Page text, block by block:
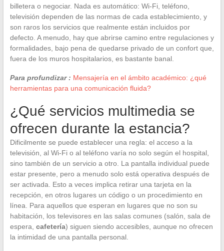
billetera o negociar. Nada es automático: Wi-Fi, teléfono,
televisión dependen de las normas de cada establecimiento, y
son raros los servicios que realmente están incluidos por
defecto. A menudo, hay que abrirse camino entre regulaciones y
formalidades, bajo pena de quedarse privado de un confort que,
fuera de los muros hospitalarios, es bastante banal.
Para profundizar : Mensajería en el ámbito académico: ¿qué
herramientas para una comunicación fluida?
¿Qué servicios multimedia se
ofrecen durante la estancia?
Dificilmente se puede establecer una regla: el acceso a la
televisión, al Wi-Fi o al teléfono varía no solo según el hospital,
sino también de un servicio a otro. La pantalla individual puede
estar presente, pero a menudo solo está operativa después de
ser activada. Esto a veces implica retirar una tarjeta en la
recepción, en otros lugares un código o un procedimiento en
línea. Para aquellos que esperan en lugares que no son su
habitación, los televisores en las salas comunes (salón, sala de
espera, cafetería) siguen siendo accesibles, aunque no ofrecen
la intimidad de una pantalla personal.